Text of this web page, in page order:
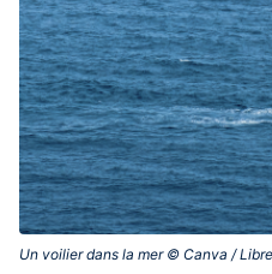
Un voilier dans la mer © Canva /